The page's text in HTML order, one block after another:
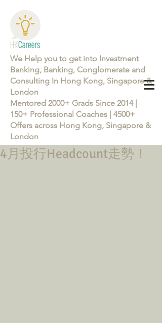
We Help you to get into Investment
Banking, Banking, Conglomerate and
Consulting In Hong Kong, Singapore &
London
Mentored 2000+ Grads Since 2014 |
150+ Professional Coaches | 4500+
Offers across Hong Kong, Singapore &
London
4月投行Headcount走勢！